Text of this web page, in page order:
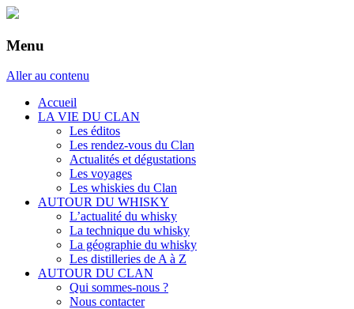
Menu
Aller au contenu
Accueil
LA VIE DU CLAN
Les éditos
Les rendez-vous du Clan
Actualités et dégustations
Les voyages
Les whiskies du Clan
AUTOUR DU WHISKY
L’actualité du whisky
La technique du whisky
La géographie du whisky
Les distilleries de A à Z
AUTOUR DU CLAN
Qui sommes-nous ?
Nous contacter